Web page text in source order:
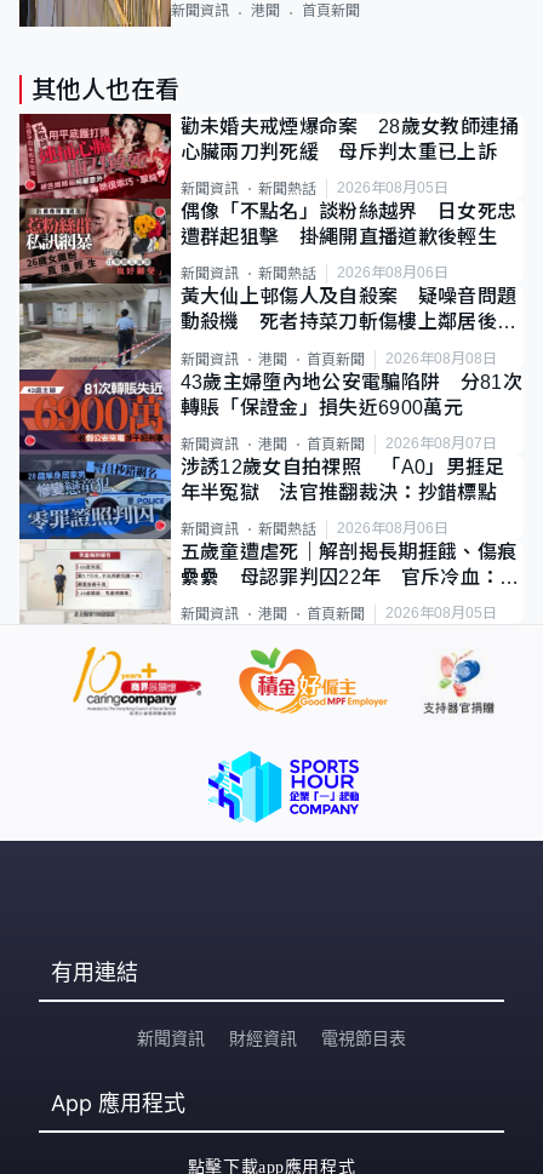
新聞資訊 港聞 首頁新聞
其他人也在看
勸未婚夫戒煙爆命案 28歲女教師連捅
心臟兩刀判死緩 母斥判太重已上訴
新聞資訊 新聞熱話 2026年08月05日
偶像「不點名」談粉絲越界 日女死忠
遭群起狙擊 掛繩開直播道歉後輕生
新聞資訊 新聞熱話 2026年08月06日
黃大仙上邨傷人及自殺案 疑噪音問題
動殺機 死者持菜刀斬傷樓上鄰居後墮
新聞資訊 港聞 首頁新聞 2026年08月08日
43歲主婦墮內地公安電騙陷阱 分81次
轉賬「保證金」損失近6900萬元
新聞資訊 港聞 首頁新聞 2026年08月07日
涉誘12歲女自拍祼照 「A0」男捱足
年半冤獄 法官推翻裁決：抄錯標點
新聞資訊 新聞熱話 2026年08月06日
五歲童遭虐死｜解剖揭長期捱餓、傷痕
纍纍 母認罪判囚22年 官斥冷血：同
類案最惡劣
新聞資訊 港聞 首頁新聞 2026年08月05日
有用連結
新聞資訊 財經資訊 電視節目表
App 應用程式
點擊下載app應用程式